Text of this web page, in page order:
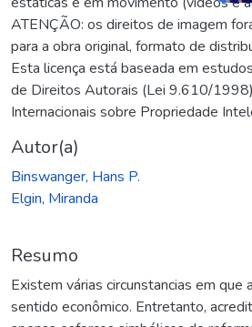
ATENÇÃO: os direitos de imagem
para a obra original, formato de
Esta licença está baseada em
de Direitos Autorais (Lei 9.610/
Internacionais sobre Propriedade
Autor(a)
Binswanger, Hans P.
Elgin, Miranda
Resumo
Existem várias circunstancias em que
sentido econômico. Entretanto,